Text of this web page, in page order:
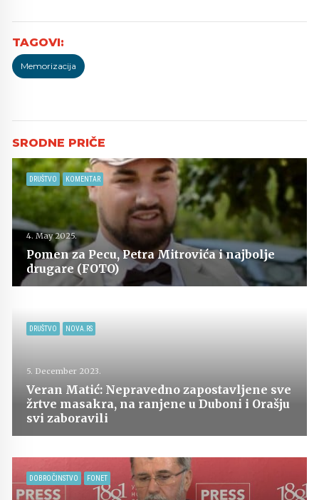
Memorizacija
DRUŠTVO KOMENTAR
4. May 2025.
Pomen za Pecu, Petra Mitrovića i najbolje
drugare (FOTO)
DRUŠTVO NOVA.RS
5. December 2023.
Veran Matić: Nepravedno zapostavljene sve
žrtve masakra, na ranjene u Duboni i Orašju
svi zaboravili
DOBROČINSTVO FONET